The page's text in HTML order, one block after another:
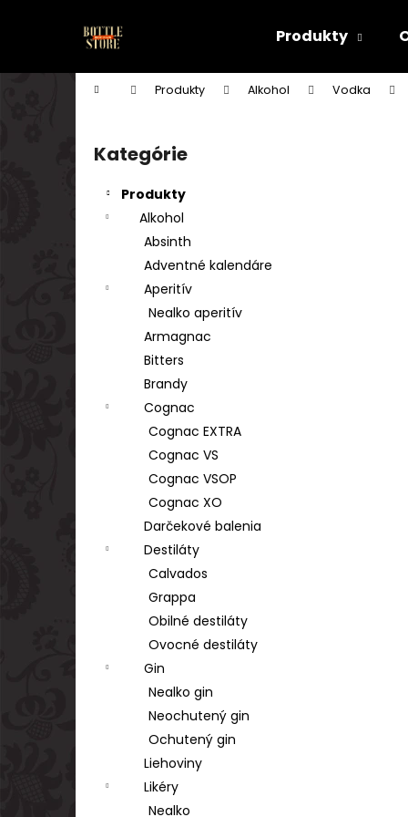
Produkty
Domov Produkty Alkohol Vodka
Preskočiť
kategórie
Kategórie
Produkty
Alkohol
Absinth
Adventné kalendáre
Aperitív
Nealko aperitív
Armagnac
Bitters
Brandy
Cognac
Cognac EXTRA
Cognac VS
Cognac VSOP
Cognac XO
Darčekové balenia
Destiláty
Calvados
Grappa
Obilné destiláty
Ovocné destiláty
Gin
Nealko gin
Neochutený gin
Ochutený gin
Liehoviny
Likéry
Nealko
í
Späť
do
Späť
do
TSARSKAYA CHARKA VODKA GOLD 1L
€17,90